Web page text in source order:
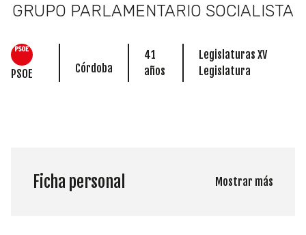
GRUPO PARLAMENTARIO SOCIALISTA
PSOE Córdoba
41
años
Legislaturas XV
Legislatura
Ficha personal Mostrar más